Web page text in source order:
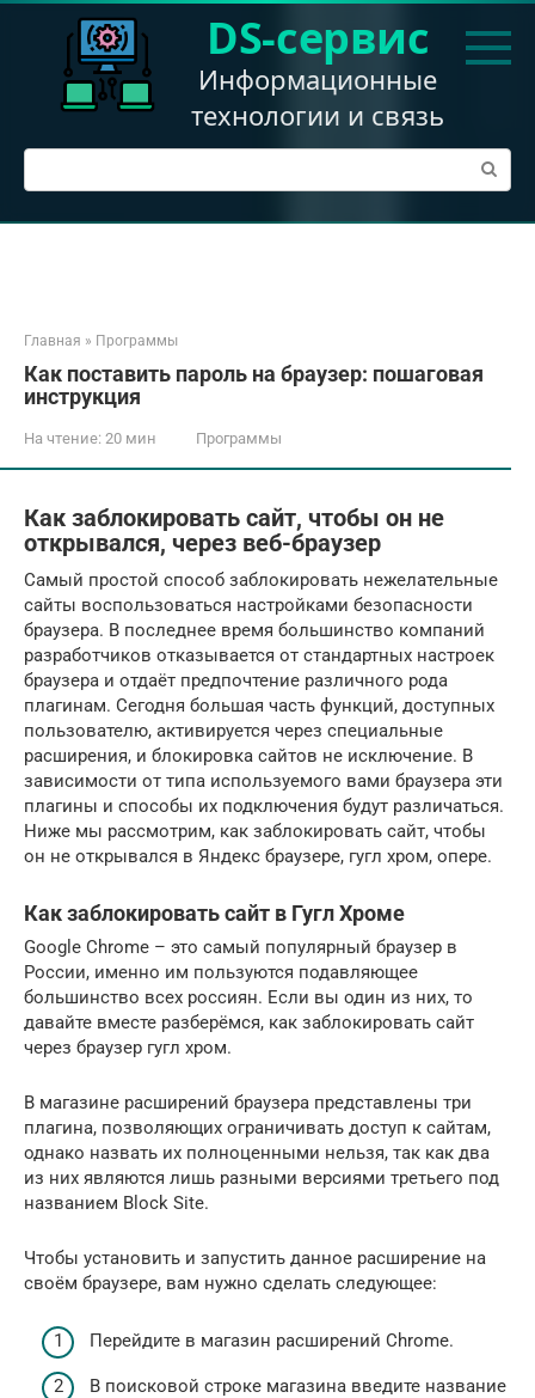
Перейти
DS-сервис
Информационные
технологии и связь
Поиск:
Главная » Программы
Как поставить пароль на браузер: пошаговая
инструкция
На чтение: 20 мин Программы
Как заблокировать сайт, чтобы он не
открывался, через веб-браузер
Самый простой способ заблокировать нежелательные
сайты воспользоваться настройками безопасности
браузера. В последнее время большинство компаний
разработчиков отказывается от стандартных настроек
браузера и отдаёт предпочтение различного рода
плагинам. Сегодня большая часть функций, доступных
пользователю, активируется через специальные
расширения, и блокировка сайтов не исключение. В
зависимости от типа используемого вами браузера эти
плагины и способы их подключения будут различаться.
Ниже мы рассмотрим, как заблокировать сайт, чтобы
он не открывался в Яндекс браузере, гугл хром, опере.
Как заблокировать сайт в Гугл Хроме
Google Chrome – это самый популярный браузер в
России, именно им пользуются подавляющее
большинство всех россиян. Если вы один из них, то
давайте вместе разберёмся, как заблокировать сайт
через браузер гугл хром.
В магазине расширений браузера представлены три
плагина, позволяющих ограничивать доступ к сайтам,
однако назвать их полноценными нельзя, так как два
из них являются лишь разными версиями третьего под
названием Block Site.
Чтобы установить и запустить данное расширение на
своём браузере, вам нужно сделать следующее:
Перейдите в магазин расширений Chrome.
В поисковой строке магазина введите название